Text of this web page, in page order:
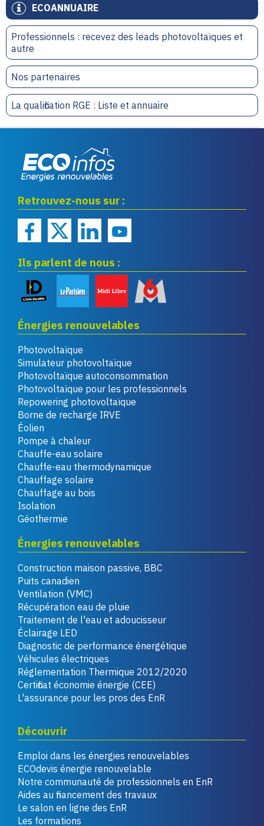
ECOANNUAIRE
Professionnels : recevez des leads photovoltaïques et
autre
Nos partenaires
La qualification RGE : Liste et annuaire
renouvelables
Retrouvez-nous sur :
Ils parlent de nous :
Énergies renouvelables
Photovoltaïque
Simulateur photovoltaïque
Photovoltaïque autoconsommation
Photovoltaïque pour les professionnels
Repowering photovoltaïque
Borne de recharge IRVE
Éolien
Pompe à chaleur
Chauffe-eau solaire
Chauffe-eau thermodynamique
Chauffage solaire
Chauffage au bois
Isolation
Géothermie
Énergies renouvelables
Construction maison passive, BBC
Puits canadien
Ventilation (VMC)
Récupération eau de pluie
Traitement de l'eau et adoucisseur
Éclairage LED
Diagnostic de performance énergétique
Véhicules électriques
Réglementation Thermique 2012/2020
Certificat économie énergie (CEE)
L'assurance pour les pros des EnR
Découvrir
Emploi dans les énergies renouvelables
ECOdevis énergie renouvelable
Notre communauté de professionnels en EnR
Aides au financement des travaux
Le salon en ligne des EnR
Les formations